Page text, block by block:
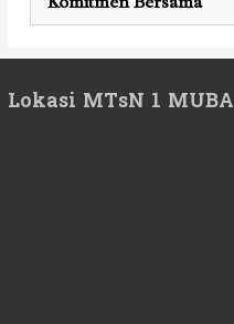
Lokasi MTsN 1 MUBA